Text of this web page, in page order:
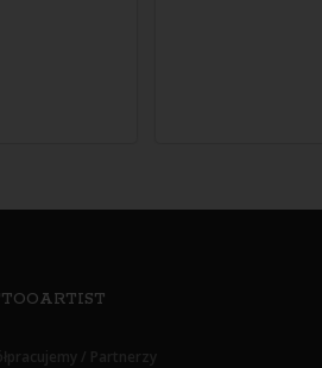
/ Partnerzy